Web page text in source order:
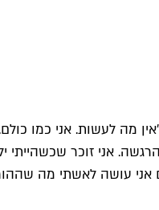
מה לעשות. אני כמו
אני זוכר שכשהייתי
עושה לאשתי מה